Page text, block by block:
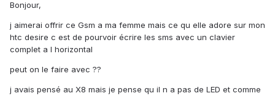
Bonjour,
j aimerai offrir ce Gsm a ma femme mais ce qu elle adore sur mon
htc desire c est de pourvoir écrire les sms avec un clavier
complet a l horizontal
peut on le faire avec ??
j avais pensé au X8 mais je pense qu il n a pas de LED et comme